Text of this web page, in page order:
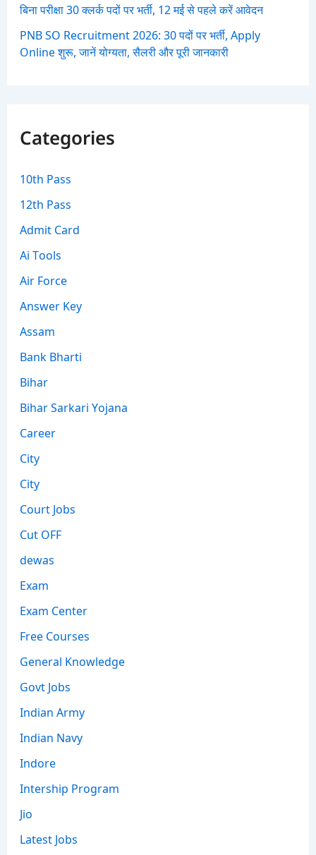
बिना परीक्षा 30 क्लर्क पदों पर भर्ती, 12 मई से पहले करें आवेदन
PNB SO Recruitment 2026: 30 पदों पर भर्ती, Apply
Online शुरू, जानें योग्यता, सैलरी और पूरी जानकारी
Categories
10th Pass
12th Pass
Admit Card
Ai Tools
Air Force
Answer Key
Assam
Bank Bharti
Bihar
Bihar Sarkari Yojana
Career
City
City
Court Jobs
Cut OFF
dewas
Exam
Exam Center
Free Courses
General Knowledge
Govt Jobs
Indian Army
Indian Navy
Indore
Intership Program
Jio
Latest Jobs